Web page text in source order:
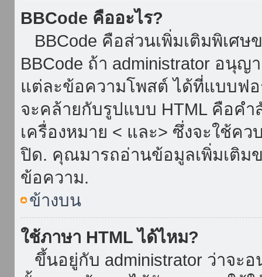
BBCode คืออะไร?
BBCode คือส่วนเพิ่มเติมพิเศ
BBCode ถ้า administrator อนุ
แต่ละข้อความโพสต์ ได้ที่แบบฟ
จะคล้ายกับรูปแบบ HTML คือคำ
เครื่องหมาย < และ> ซึ่งจะใช้ค
ปิด. คุณมารถอ่านข้อมูลเพิ่มเติม
ข้อความ.
ข้างบน
ใช้ภาษา HTML ได้ไหม?
ขึ้นอยู่กับ administrator ว่าจะ